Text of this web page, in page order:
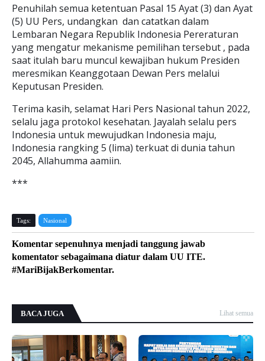
Penuhilah semua ketentuan Pasal 15 Ayat (3) dan Ayat
(5) UU Pers, undangkan dan catatkan dalam
Lembaran Negara Republik Indonesia Pereraturan
yang mengatur mekanisme pemilihan tersebut , pada
saat itulah baru muncul kewajiban hukum Presiden
meresmikan Keanggotaan Dewan Pers melalui
Keputusan Presiden.
Terima kasih, selamat Hari Pers Nasional tahun 2022,
selalu jaga protokol kesehatan. Jayalah selalu pers
Indonesia untuk mewujudkan Indonesia maju,
Indonesia rangking 5 (lima) terkuat di dunia tahun
2045, Allahumma aamiin.
***
Tags: Nasional
Komentar sepenuhnya menjadi tanggung jawab
komentator sebagaimana diatur dalam UU ITE.
#MariBijakBerkomentar.
BACA JUGA Lihat semua